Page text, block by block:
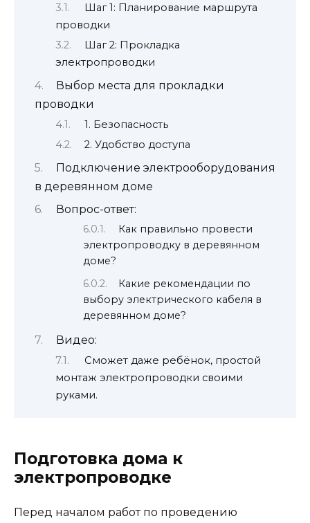
Шаг 1: Планирование маршрута
проводки
Шаг 2: Прокладка
электропроводки
Выбор места для прокладки
проводки
1. Безопасность
2. Удобство доступа
Подключение электрооборудования
в деревянном доме
Вопрос-ответ:
Как правильно провести
электропроводку в деревянном
доме?
Какие рекомендации по
выбору электрического кабеля в
деревянном доме?
Видео:
Сможет даже ребёнок, простой
монтаж электропроводки своими
руками.
Подготовка дома к
электропроводке
Перед началом работ по проведению